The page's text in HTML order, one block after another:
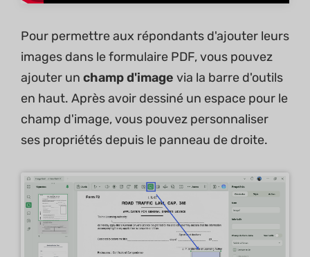
Pour permettre aux répondants d'ajouter leurs
images dans le formulaire PDF, vous pouvez
ajouter un champ d'image via la barre d'outils
en haut. Après avoir dessiné un espace pour le
champ d'image, vous pouvez personnaliser
ses propriétés depuis le panneau de droite.